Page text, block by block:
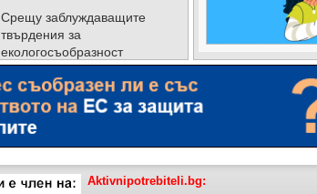
Срещу заблуждаващите
твърдения за
екологосъобразност
Aktivnipotrebiteli.bg: